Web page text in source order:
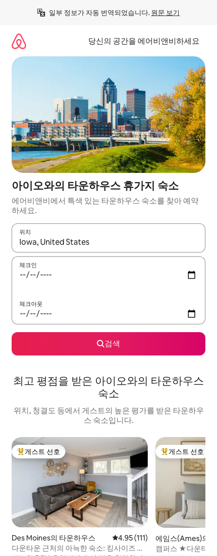
일부 정보가 자동 번역되었습니다. 원문 보기
당신의 공간을 에어비앤비하세요
아이오와의 타운하우스 휴가지 숙소
에어비앤비에서 특색 있는 타운하우스 숙소를 찾아 예약
하세요.
위치
결과가 나오면 위·아래 화살표 키를 사용하거나 터치 또는 스와이
체크인
체크아웃
검색
최고 평점을 받은 아이오와의 타운하우스
숙소
위치, 청결도 등에서 게스트의 높은 평가를 받은 타운하우
스 숙소입니다.
상위 게스트 선호
게스트 선호
Des Moines의 타운하우스 평점 4.95점(5점 만점), 후기 111
4.95 (111)
다운타운 근처의 아늑한 숙소: 킹사이즈 침
상위 게스트 선호
게스트 선호
에임스(Ames)의
캠퍼스 ★다운타